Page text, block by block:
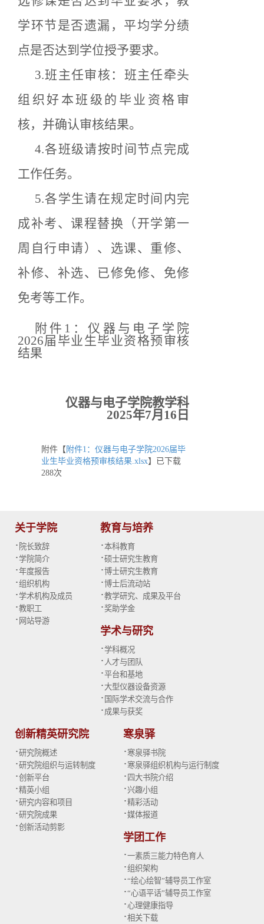
学环节是否遗漏，平均学分绩
点是否达到学位授予要求。
3.班主任审核：班主任牵头
组织好本班级的毕业资格审
核，并确认审核结果。
4.各班级请按时间节点完成
工作任务。
5.各学生请在规定时间内完
成补考、 课程替换 （ 开学第一
周自行申请） 、选课、重修、
补修、补选、已修免修、免修
免考等工作。
附件 1：仪器与电子学院
2026届毕业生毕业资格预审核
结果
仪器与电子学院教学科
2025年7月 16 日
附件【 附件1：仪器与电子学院2026届毕
业生毕业资格预审核结果.xlsx】已下载
288次
关于学院
· 院长致辞
·学院简介
·年度报告
·组织机构
·学术机构及成员
·教职工
· 网站导游
教育与培养
·本科教育
·硕士研究生教育
·博士研究生教育
·博士后流动站
·教学研究、成果及平台
·奖助学金
学术与研究
·学科概况
· 人才与团队
·平台和基地
·大型仪器设备资源
· 国际学术交流与合作
· 成果与获奖
创新精英研究院
·研究院概述
·研究院组织与运转制度
·创新平台
·精英小组
·研究内容和项目
·研究院成果
·创新活动剪影
寒泉驿
· 寒泉驿书院
· 寒泉驿组织机构与运行制度
· 四大书院介绍
·兴趣小组
·精彩活动
·媒体报道
学团工作
·一素质三能力特色育人
·组织架构
·“绘心绘智”辅导员工作室
·“心语平话”辅导员工作室
·心理健康指导
·相关下载